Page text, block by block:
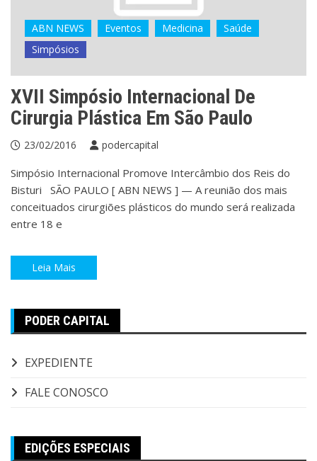
ABN NEWS Eventos Medicina
Saúde
Simpósios
XVII Simpósio Internacional De
Cirurgia Plástica Em São Paulo
23/02/2016 podercapital
Simpósio Internacional Promove Intercâmbio dos Reis do
Bisturi SÃO PAULO [ ABN NEWS ] — A reunião dos mais
conceituados cirurgiões plásticos do mundo será realizada
entre 18 e
Leia Mais
PODER CAPITAL
EXPEDIENTE
FALE CONOSCO
EDIÇÕES ESPECIAIS